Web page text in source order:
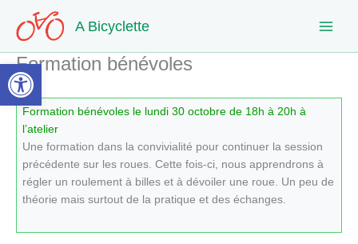
Ouvrir la barre d’outils
contenu
A Bicyclette
Formation bénévoles
Formation bénévoles le lundi 30 octobre de 18h à 20h à
l’atelier
Une formation dans la convivialité pour continuer la session
précédente sur les roues. Cette fois-ci, nous apprendrons à
régler un roulement à billes et à dévoiler une roue. Un peu de
théorie mais surtout de la pratique et des échanges.